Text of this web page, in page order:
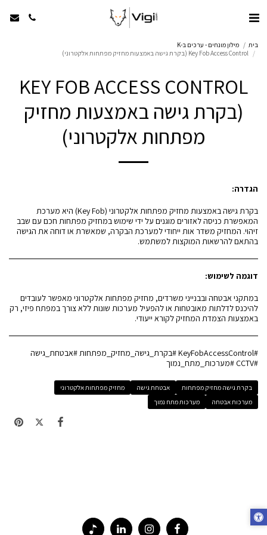
בית
מילון מונחים - ערכים ב-K
Key Fob Access Control (בקרת גישה באמצעות מחזיק מפתחות אלקטרוני)
KEY FOB ACCESS CONTROL
(בקרת גישה באמצעות מחזיק
מפתחות אלקטרוני)
הגדרה:
בקרת גישה באמצעות מחזיק מפתחות אלקטרוני (Key Fob) היא מערכת
המאפשרת כניסה לאזורים מוגנים על ידי שימוש במחזיק מפתחות חכם עם שבב
זיהוי. המחזיק משדר אות ייחודי למערכת הבקרה, שמאשרת או דוחה את הגישה
בהתאם להרשאות המוקצות למשתמש.
דוגמה לשימוש:
במתקני אבטחה ובבנייני משרדים, מחזיק מפתחות אלקטרוני מאפשר לעובדים
להיכנס לדלתות מאובטחות או להפעיל מערכות שונות ללא צורך במפתח פיזי, רק
באמצעות הצמדת המחזיק לקורא ייעודי.
#KeyFobAccessControl #בקרת_גישה_מחזיק_מפתחות #אבטחת_גישה
#CCTV #מערכות_מתח_נמוך
בקרת גישה מחזיק מפתחות אבטחת גישה
מחזיק מפתחות אלקטרוני
מערכות אבטחה
מערכות מתח נמוך